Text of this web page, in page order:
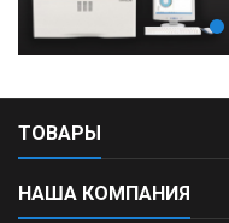
ТОВАРЫ
НАША КОМПАНИЯ